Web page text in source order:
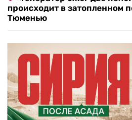
происходит в затопленном
Тюменью